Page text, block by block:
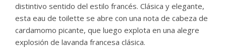
distintivo sentido del estilo francés. Clásica y elegante,
esta eau de toilette se abre con una nota de cabeza de
cardamomo picante, que luego explota en una alegre
explosión de lavanda francesa clásica.